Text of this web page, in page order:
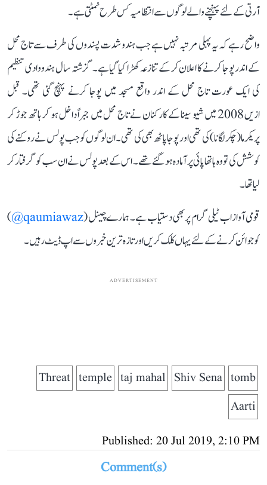
آرتی کے لئے پہنچنے والے لوگوں سے انتظامیہ کس طرح نمٹتی ہے۔
واضح رہے کہ یہ پہلی مرتبہ نہیں ہے جب ہندو شدت پسندوں کی طرف سے تاج محل
کے اندر پوجا کرنے کا اعلان کر کے تنازعہ کھڑا کیا گیا ہے۔ گزشتہ سال ہندو وادی تنظیم
کی ایک عورت تاج محل کے اندر واقع مسجد میں پوجا کرنے پہنچ گئی تھی۔ قبل
ازیں 2008 میں شیو سینا کے کارکنان نے تاج محل میں جبراً داخل ہو کر ہاتھ جوڑ کر
پریکرما (چکر لگانا) کی تھی اور پوجا پاٹھ بھی کی تھی۔ ان لوگوں کو جب پولس نے روکنے کی
کوشش کی تو وہ ہاتھاپائی پر آمادہ ہو گئے تھے۔ اس کے بعد پولس نے ان سب کو گرفتار کر
لیا تھا۔
قومی آواز اب ٹیلی گرام پر بھی دستیاب ہے۔ ہمارے چینل (qaumiawaz@
)
کو جوائن کرنے کے لئے یہاں کلک کریں اور تازہ ترین خبروں سے اپ ڈیٹ رہیں۔
ADVERTISEMENT
tomb
Shiv Sena
taj mahal
temple
Threat
Aarti
Published: 20 Jul 2019, 2:10 PM
Comment(s)